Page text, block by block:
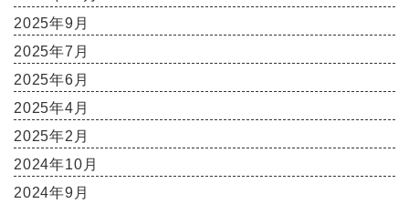
2025年9月
2025年7月
2025年6月
2025年4月
2025年2月
2024年10月
2024年9月